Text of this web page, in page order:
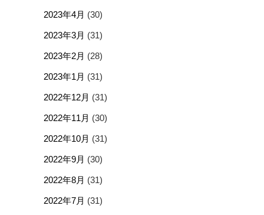
2023年4月 (30)
2023年3月 (31)
2023年2月 (28)
2023年1月 (31)
2022年12月 (31)
2022年11月 (30)
2022年10月 (31)
2022年9月 (30)
2022年8月 (31)
2022年7月 (31)